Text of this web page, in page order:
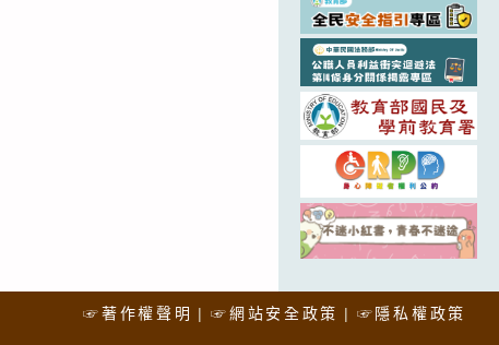
☞著作權聲明 ☞網站安全政策 ☞隱私權政策